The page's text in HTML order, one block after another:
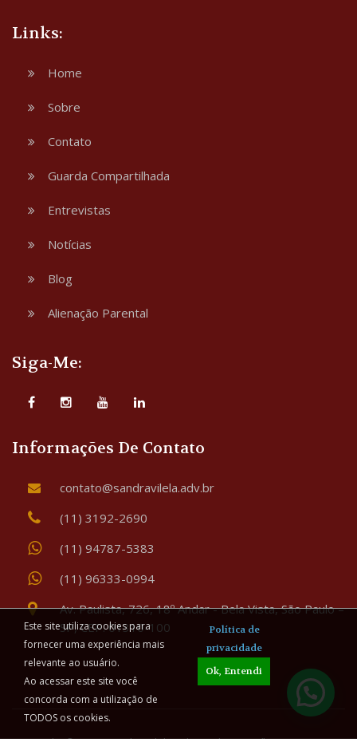
Links:
Home
Sobre
Contato
Guarda Compartilhada
Entrevistas
Notícias
Blog
Alienação Parental
Siga-Me:
Informações De Contato
contato@sandravilela.adv.br
(11) 3192-2690
(11) 94787-5383
(11) 96333-0994
Av. Paulista, 726, 18º Andar - Bela Vista, São Paulo –
SP, CEP: 01310-100
Copyright © 2026 Sandra Vilela Advogada - Família & Sucessões
Este site utiliza cookies para
fornecer uma experiência mais
relevante ao usuário.
Ao acessar este site você
concorda com a utilização de
TODOS os cookies.
Política de
privacidade
Ok, Entendi